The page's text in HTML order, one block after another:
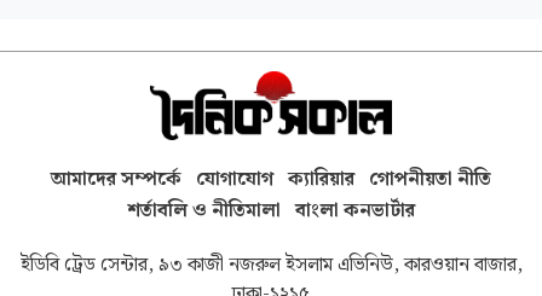
আমাদের সম্পর্কে যোগাযোগ ক্যারিয়ার গোপনীয়তা নীতি
শর্তাবলি ও নীতিমালা বাংলা কনভার্টার
ইডিবি ট্রেড সেন্টার, ৯৩ কাজী নজরুল ইসলাম এভিনিউ, কারওয়ান বাজার,